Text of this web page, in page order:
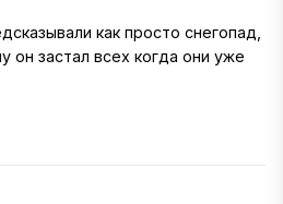
как просто снегопад,
он застал всех когда они уже